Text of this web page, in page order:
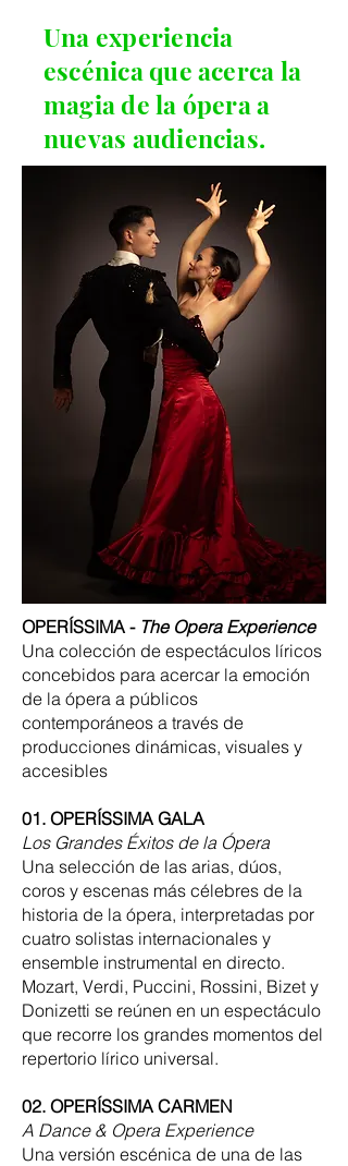
Una experiencia
escénica que acerca la
magia de la ópera a
nuevas audiencias.
OPERÍSSIMA - The Opera Experience
Una colección de espectáculos líricos
concebidos para acercar la emoción
de la ópera a públicos
contemporáneos a través de
producciones dinámicas, visuales y
accesibles
01. OPERÍSSIMA GALA
Los Grandes Éxitos de la Ópera
Una selección de las arias, dúos,
coros y escenas más célebres de la
historia de la ópera, interpretadas por
cuatro solistas internacionales y
ensemble instrumental en directo.
Mozart, Verdi, Puccini, Rossini, Bizet y
Donizetti se reúnen en un espectáculo
que recorre los grandes momentos del
repertorio lírico universal.
02. OPERÍSSIMA CARMEN
A Dance & Opera Experience
Una versión escénica de una de las